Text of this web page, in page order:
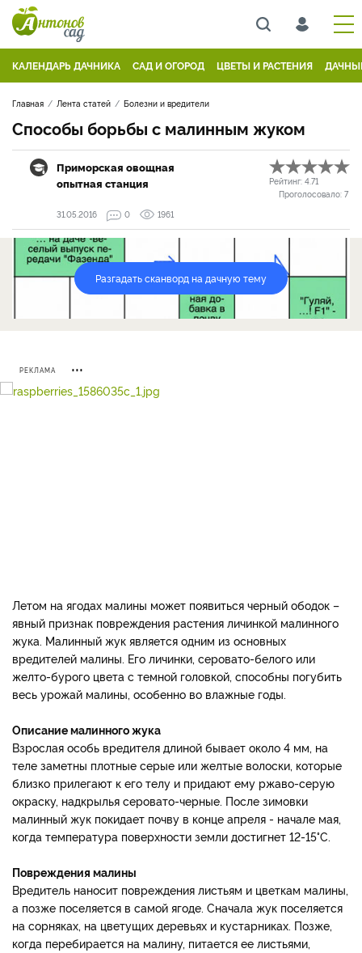
КАЛЕНДАРЬ ДАЧНИКА САД И ОГОРОД ЦВЕТЫ И РАСТЕНИЯ
Главная Лента статей Болезни и вредители
Способы борьбы с малинным жуком
Приморская овощная
опытная станция
Рейтинг: 4.71
Проголосовало: 7
31.05.2016
0 1961
Разгадать сканворд на дачную тему
РЕКЛАМА
Летом на ягодах малины может появиться черный ободок –
явный признак повреждения растения личинкой малинного
жука. Малинный жук является одним из основных
вредителей малины. Его личинки, серовато-белого или
желто-бурого цвета с темной головкой, способны погубить
весь урожай малины, особенно во влажные годы.
Описание малинного жука
Взрослая особь вредителя длиной бывает около 4 мм, на
теле заметны плотные серые или желтые волоски, которые
близко прилегают к его телу и придают ему ржаво-серую
окраску, надкрылья серовато-черные. После зимовки
малинный жук покидает почву в конце апреля - начале мая,
когда температура поверхности земли достигнет 12-15°С.
Повреждения малины
Вредитель наносит повреждения листьям и цветкам малины,
а позже поселяется в самой ягоде. Сначала жук поселяется
на сорняках, на цветущих деревьях и кустарниках. Позже,
когда перебирается на малину, питается ее листьями,